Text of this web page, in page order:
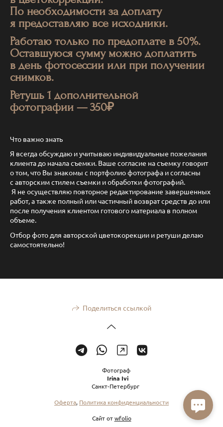
По необходимости за доплату
я предоставляю все исходники.
Работаю только по предоплате в 50%.
Оставшуюся сумму можно доплатить
в день фотосессии или при получении
снимков.
Ретушь 1 дополнительной
фотографии — 350₽
Что важно знать
Я всегда обсуждаю и учитываю индивидуальные пожелания
клиента до начала съемки. Ваше согласие на съемку говорит
о том, что Вы знакомы с портфолио фотографа и согласны
с авторским стилем съемки и обработки фотографий.
Я не осуществляю повторное редактирование завершенных
работ, а также полный или частичный возврат средств до или
после получения клиентом готового материала в полном
объеме.
Отбор фото для авторской цветокорекции и ретуши делаю
самостоятельно!
Поделиться ссылкой
Фотограф
Irina Ivi
Санкт-Петербург
Оферта, Политика конфиденциальности
Сайт отwfolio